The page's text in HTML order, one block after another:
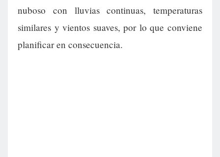
nuboso con lluvias continuas, temperaturas
similares y vientos suaves, por lo que conviene
planificar en consecuencia.